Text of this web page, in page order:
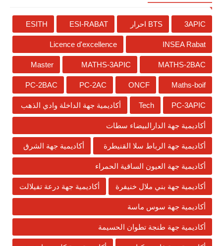
3APIC BTS احرار ESI-RABAT
ESITH
INSEA Rabat
Licence d'excellence
MATHS-2BAC
MATHS-3APIC
Master
Maths-boif
ONCF
PC-2AC
PC-2BAC
PC-3APIC
Tech أكاديمية جهة الداخلة وادي الذهب
أكاديمية جهة الدارالبيضاء سطات
أكاديمية جهة الرباط سلا القنيطرة أكاديمية جهة الشرق
أكاديمية جهة العيون الساقية الحمراء
أكاديمية جهة بني ملال خنيفرة أكاديمية جهة درعة تفيلالت
أكاديمية جهة سوس ماسة
أكاديمية جهة طنجة تطوان الحسيمة